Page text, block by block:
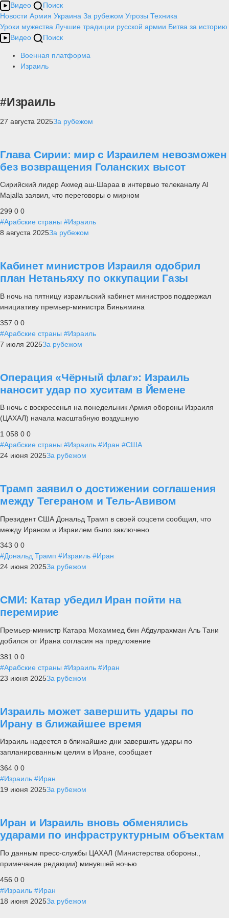
Видео
Поиск
Новости Армия Украина За рубежом Угрозы Техника
Уроки мужества Лучшие традиции русской армии Битва за историю
Видео
Поиск
Военная платформа
Израиль
#Израиль
27 августа 2025За рубежом
Глава Сирии: мир с Израилем невозможен
без возвращения Голанских высот
Сирийский лидер Ахмед аш-Шараа в интервью телеканалу Al
Majalla заявил, что переговоры о мирном
299 0 0
#Арабские страны #Израиль
8 августа 2025За рубежом
Кабинет министров Израиля одобрил
план Нетаньяху по оккупации Газы
В ночь на пятницу израильский кабинет министров поддержал
инициативу премьер-министра Биньямина
357 0 0
#Арабские страны #Израиль
7 июля 2025За рубежом
Операция «Чёрный флаг»: Израиль
наносит удар по хуситам в Йемене
В ночь с воскресенья на понедельник Армия обороны Израиля
(ЦАХАЛ) начала масштабную воздушную
1 058 0 0
#Арабские страны #Израиль #Иран #США
24 июня 2025За рубежом
Трамп заявил о достижении соглашения
между Тегераном и Тель-Авивом
Президент США Дональд Трамп в своей соцсети сообщил, что
между Ираном и Израилем было заключено
343 0 0
#Дональд Трамп #Израиль #Иран
24 июня 2025За рубежом
СМИ: Катар убедил Иран пойти на
перемирие
Премьер-министр Катара Мохаммед бин Абдулрахман Аль Тани
добился от Ирана согласия на предложение
381 0 0
#Арабские страны #Израиль #Иран
23 июня 2025За рубежом
Израиль может завершить удары по
Ирану в ближайшее время
Израиль надеется в ближайшие дни завершить удары по
запланированным целям в Иране, сообщает
364 0 0
#Израиль #Иран
19 июня 2025За рубежом
Иран и Израиль вновь обменялись
ударами по инфраструктурным объектам
По данным пресс-службы ЦАХАЛ (Министерства обороны.,
примечание редакции) минувшей ночью
456 0 0
#Израиль #Иран
18 июня 2025За рубежом